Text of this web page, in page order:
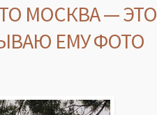
МОСКВА — ЭТО
ЕМУ ФОТО